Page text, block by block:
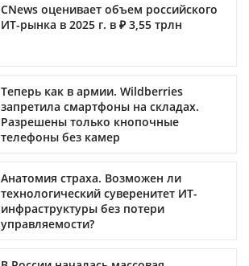
CNews оценивает объем российского
ИТ-рынка в 2025 г. в ₽ 3,55 трлн
Теперь как в армии. Wildberries
запретила смартфоны на складах.
Разрешены только кнопочные
телефоны без камер
Анатомия страха. Возможен ли
технологический суверенитет ИТ-
инфраструктуры без потери
управляемости?